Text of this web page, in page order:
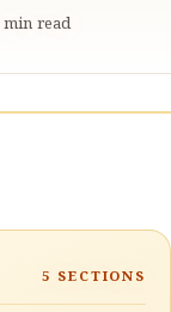
min read
5 SECTIONS